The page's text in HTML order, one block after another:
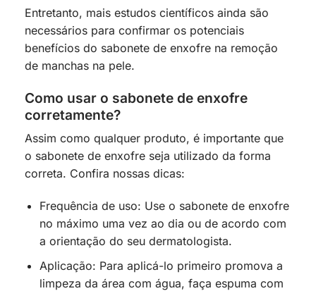
Entretanto, mais estudos científicos ainda são
necessários para confirmar os potenciais
benefícios do sabonete de enxofre na remoção
de manchas na pele.
Como usar o sabonete de enxofre
corretamente?
Assim como qualquer produto, é importante que
o sabonete de enxofre seja utilizado da forma
correta. Confira nossas dicas:
Frequência de uso: Use o sabonete de enxofre
no máximo uma vez ao dia ou de acordo com
a orientação do seu dermatologista.
Aplicação: Para aplicá-lo primeiro promova a
limpeza da área com água, faça espuma com